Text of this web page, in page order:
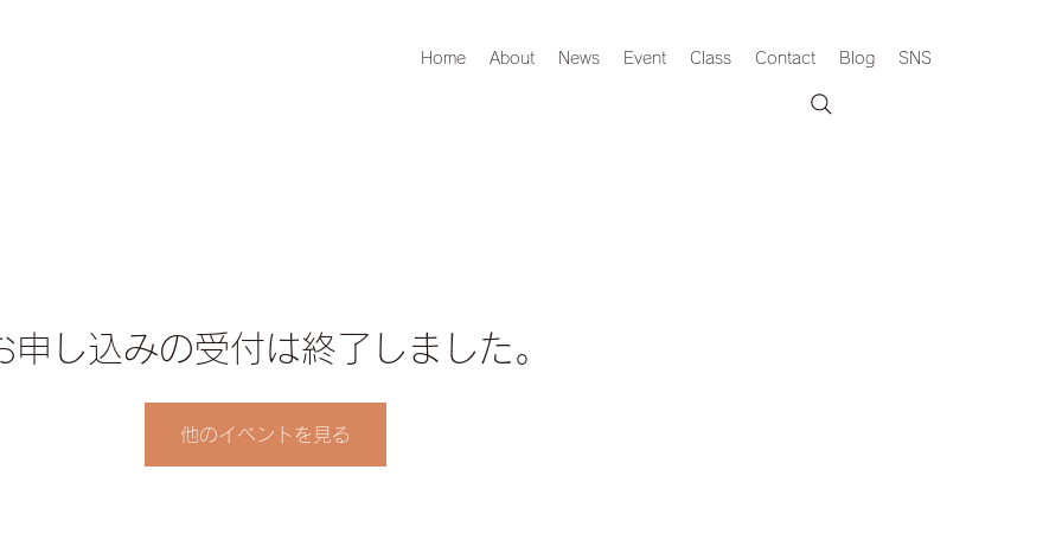
Home About News Event Class Contact Blog SNS
申し込みの受付は終了しました。
他のイベントを見る